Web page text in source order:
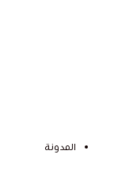
المدونة